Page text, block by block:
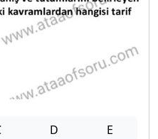
D E